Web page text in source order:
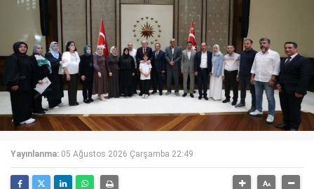
Yayınlanma: 05 Ağustos 2026 Çarşamba 22:49